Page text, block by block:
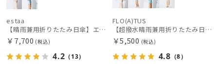
estaa
【晴雨兼用折りたたみ日傘】エスタ(estaa)REIKYAKUパラソル 54㎝ 世界初の放射冷却素材ラディクール 遮光100 UV100 耐風
￥7,700 (税込)
4.2 （13）
FLO(A)TUS
【超撥水晴雨兼用折りたたみ日傘】フロータス（FLO(A)TUS）プレーン 大きめ60 晴雨兼用 UV100 遮光100 簡単開閉 耐風
￥5,500 (税込)
4.8 （8）